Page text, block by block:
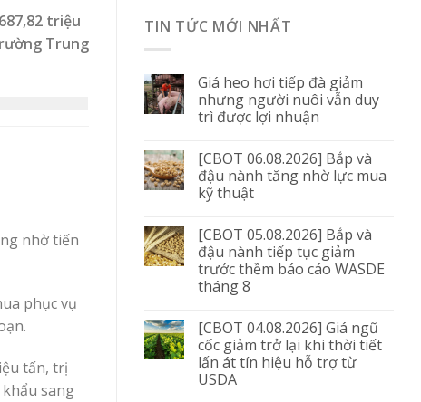
triệu
Trung
nhờ tiến
phục vụ
tấn, trị
sang
TIN TỨC MỚI NHẤT
Giá heo hơi tiếp đà giảm
nhưng người nuôi vẫn duy
trì được lợi nhuận
[CBOT 06.08.2026] Bắp và
đậu nành tăng nhờ lực mua
kỹ thuật
[CBOT 05.08.2026] Bắp và
đậu nành tiếp tục giảm
trước thềm báo cáo WASDE
tháng 8
[CBOT 04.08.2026] Giá ngũ
cốc giảm trở lại khi thời tiết
lấn át tín hiệu hỗ trợ từ
USDA